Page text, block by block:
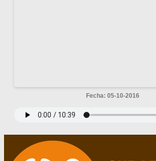
Fecha: 05-10-2016